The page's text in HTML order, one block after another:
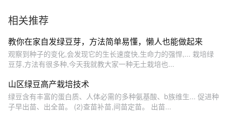
相关推荐
教你在家自发绿豆芽，方法简单易懂，懒人也能做起来
观察到种子的变化,会发现它的生长速度快,生命力的强悍,... 栽培绿
豆芽,方法有很多种,今天我就教大家一种无土栽培也...
山区绿豆高产栽培技术
绿豆含有丰富的蛋白质、人体必需的多种氨基酸、b族维生... 促进种
子早出苗、出全苗。 (2)查苗补苗,间苗定苗。 出苗...